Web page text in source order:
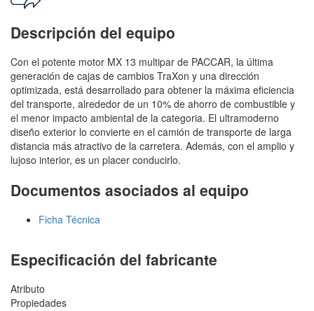
Descripción del equipo
Con el potente motor MX 13 multipar de PACCAR, la última
generación de cajas de cambios TraXon y una dirección
optimizada, está desarrollado para obtener la máxima eficiencia
del transporte, alrededor de un 10% de ahorro de combustible y
el menor impacto ambiental de la categoria. El ultramoderno
diseño exterior lo convierte en el camión de transporte de larga
distancia más atractivo de la carretera. Además, con el amplio y
lujoso interior, es un placer conducirlo.
Documentos asociados al equipo
Ficha Técnica
Especificación del fabricante
Atributo
Propiedades